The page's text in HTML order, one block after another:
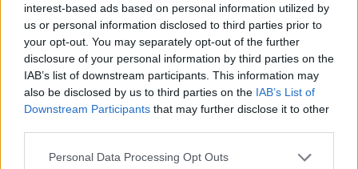
interest-based ads based on personal information utilized by
us or personal information disclosed to third parties prior to
your opt-out. You may separately opt-out of the further
disclosure of your personal information by third parties on the
IAB’s list of downstream participants. This information may
also be disclosed by us to third parties on the IAB’s List of
Downstream Participants that may further disclose it to other
Personal Data Processing Opt Outs
2023-09-05
Regolamento per i fondi interprofessionali per la
formazione continua per la concessioni di aiuti di stato
esentati ai s
Fapi - Fondo Formazione PMI
5.824 euro
2023-05-30
della decisione SA. 62668 e decisione C(2022) 171 final)